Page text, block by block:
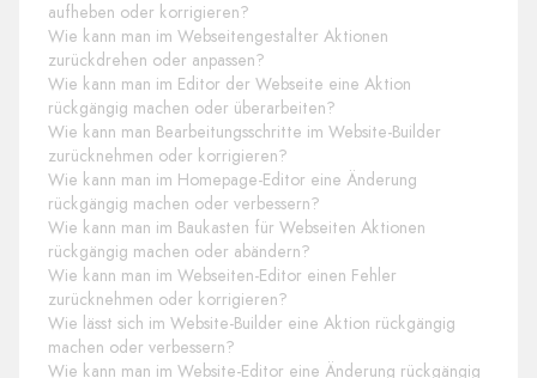
aufheben oder korrigieren?
Wie kann man im Webseitengestalter Aktionen
zurückdrehen oder anpassen?
Wie kann man im Editor der Webseite eine Aktion
rückgängig machen oder überarbeiten?
Wie kann man Bearbeitungsschritte im Website-Builder
zurücknehmen oder korrigieren?
Wie kann man im Homepage-Editor eine Änderung
rückgängig machen oder verbessern?
Wie kann man im Baukasten für Webseiten Aktionen
rückgängig machen oder abändern?
Wie kann man im Webseiten-Editor einen Fehler
zurücknehmen oder korrigieren?
Wie lässt sich im Website-Builder eine Aktion rückgängig
machen oder verbessern?
Wie kann man im Website-Editor eine Änderung rückgängig